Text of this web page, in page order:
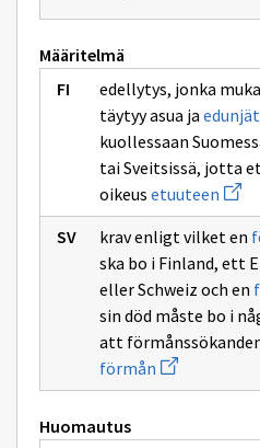
Määritelmä
edellytys, jonka
täytyy asua ja
kuollessaan
tai Sveitsissä, jotta
oikeus etuuteen Avaa
uuden
krav enligt vilket en
ska bo i Finland, ett
eller Schweiz och en
sin död måste bo i
att
förmån Avaa
uuden
ikkunan
Huomautus